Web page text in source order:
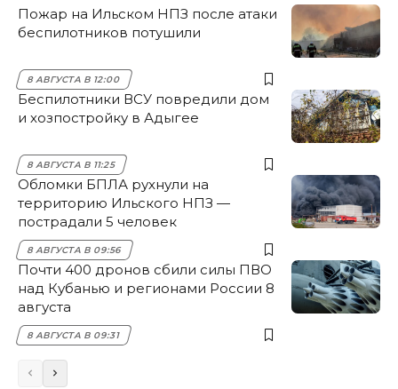
Пожар на Ильском НПЗ после атаки
беспилотников потушили
8 АВГУСТА В 12:00
Беспилотники ВСУ повредили дом
и хозпостройку в Адыгее
8 АВГУСТА В 11:25
Обломки БПЛА рухнули на
территорию Ильского НПЗ —
пострадали 5 человек
8 АВГУСТА В 09:56
Почти 400 дронов сбили силы ПВО
над Кубанью и регионами России 8
августа
8 АВГУСТА В 09:31